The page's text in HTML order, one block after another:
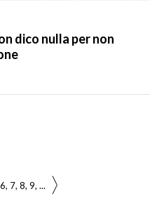
dico nulla per non
6 7 8 9 ...